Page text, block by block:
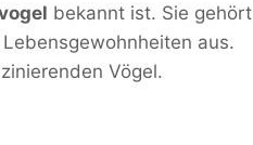
bekannt ist. Sie gehört
aus.
Vögel.